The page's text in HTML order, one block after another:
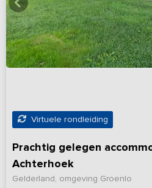
Virtuele rondleiding
Prachtig gelegen
Achterhoek
Gelderland, omgeving Groenlo